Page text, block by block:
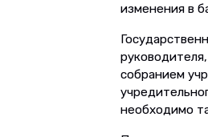
изменения в
собранием
необходимо